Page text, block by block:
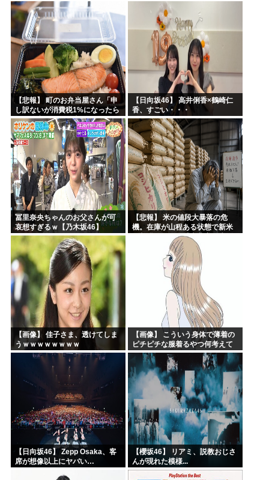
ｗｗｗｗｗｗｗｗｗｗｗｗｗｗ
【悲報】 町のお弁当屋さん「申
し訳ないが消費税1%になったら
その分商品代を値上げするわ」
【日向坂46】 高井俐香×鶴崎仁
香、すごい・・・
冨里奈央ちゃんのお父さんが可
哀想すぎるｗ【乃木坂46】
【悲報】 米の値段大暴落の危
機。在庫が山程ある状態で新米
の収穫始まる。「米農家が生活
【画像】 佳子さま、透けてしま
うｗｗｗｗｗｗｗｗ
【画像】 こういう身体で薄着の
ピチピチな服着るやつ何考えて
るんだよ
【日向坂46】 Zepp Osaka、客
席が想像以上にヤバい…
【櫻坂46】 リアミ、説教おじさ
んが現れた模様...